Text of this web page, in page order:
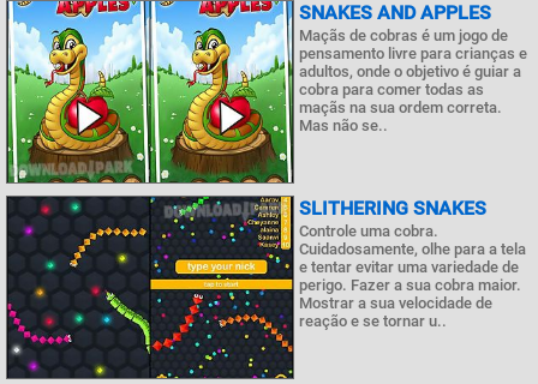
SNAKES AND APPLES
Maçãs de cobras é um jogo de
pensamento livre para crianças e
adultos, onde o objetivo é guiar a
cobra para comer todas as
maçãs na sua ordem correta.
Mas não se..
SLITHERING SNAKES
Controle uma cobra.
Cuidadosamente, olhe para a tela
e tentar evitar uma variedade de
perigo. Fazer a sua cobra maior.
Mostrar a sua velocidade de
reação e se tornar u..